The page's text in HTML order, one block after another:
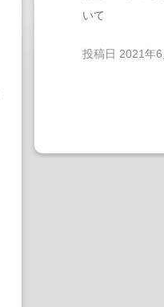
いて
投稿日 2021年